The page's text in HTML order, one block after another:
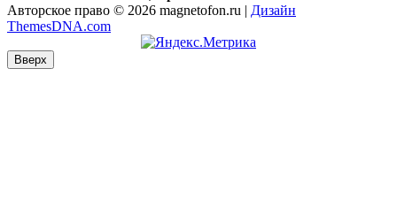
Авторское право © 2026 magnetofon.ru | Дизайн
ThemesDNA.com
Вверх